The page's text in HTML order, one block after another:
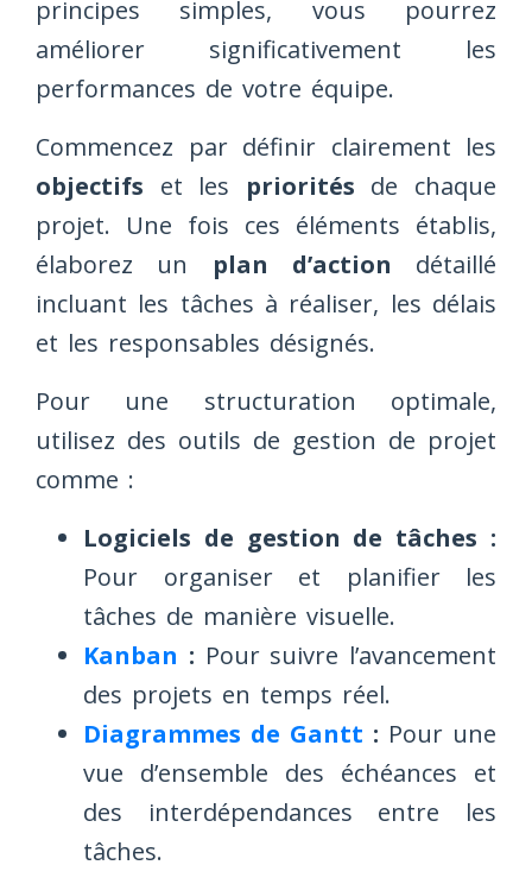
principes simples, vous pourrez
améliorer significativement les
performances de votre équipe.
Commencez par définir clairement les
objectifs et les priorités de chaque
projet. Une fois ces éléments établis,
élaborez un plan d’action détaillé
incluant les tâches à réaliser, les délais
et les responsables désignés.
Pour une structuration optimale,
utilisez des outils de gestion de projet
comme :
Logiciels de gestion de tâches :
Pour organiser et planifier les
tâches de manière visuelle.
Kanban : Pour suivre l’avancement
des projets en temps réel.
Diagrammes de Gantt : Pour une
vue d’ensemble des échéances et
des interdépendances entre les
tâches.